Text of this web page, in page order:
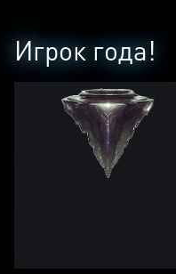
Игрок года!